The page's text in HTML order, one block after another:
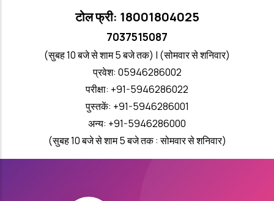
टोल फ्री: 18001804025
7037515087
(सुबह 10 बजे से शाम 5 बजे तक) | (सोमवार से शनिवार)
प्रवेश: 05946286002
परीक्षा: +91-5946286022
पुस्तकें: +91-5946286001
अन्य: +91-5946286000
(सुबह 10 बजे से शाम 5 बजे तक : सोमवार से शनिवार)